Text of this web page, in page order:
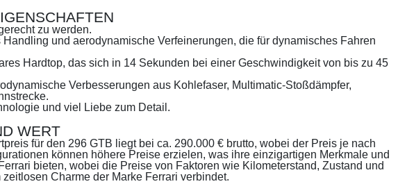
zu werden.
und aerodynamische Verfeinerungen, die für dynamisches Fahren
Hardtop, das sich in 14 Sekunden bei einer Geschwindigkeit von bis zu 45
Verbesserungen aus Kohlefaser, Multimatic-Stoßdämpfer,
und viel Liebe zum Detail.
WERT
für den 296 GTB liegt bei ca. 290.000 € brutto, wobei der Preis je nach
können höhere Preise erzielen, was ihre einzigartigen Merkmale und
bieten, wobei die Preise von Faktoren wie Kilometerstand, Zustand und
Charme der Marke Ferrari verbindet.